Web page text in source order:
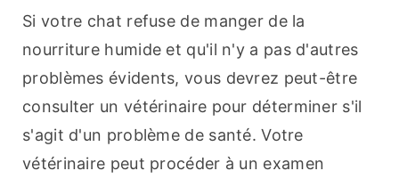
Si votre chat refuse de manger de la
nourriture humide et qu'il n'y a pas d'autres
problèmes évidents, vous devrez peut-être
consulter un vétérinaire pour déterminer s'il
s'agit d'un problème de santé. Votre
vétérinaire peut procéder à un examen